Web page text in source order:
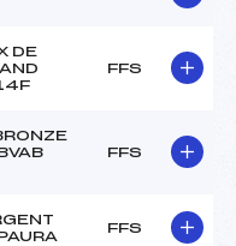
DE
FFS
FFS
FFS